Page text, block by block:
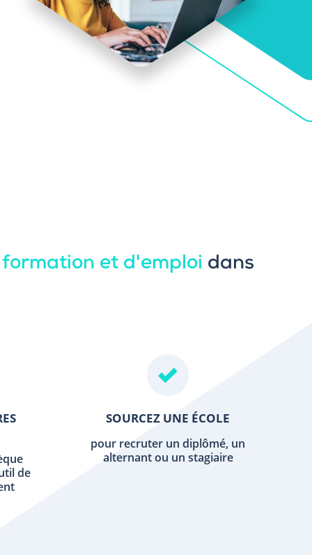
et d'emploi dans
de
SOURCEZ UNE ÉCOLE
pour recruter un diplômé, un
alternant ou un stagiaire